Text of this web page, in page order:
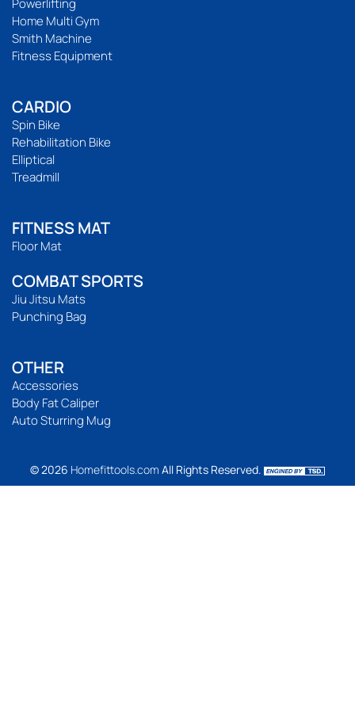
Powerlifting
Home Multi Gym
Smith Machine
Fitness Equipment
CARDIO
Spin Bike
Rehabilitation Bike
Elliptical
Treadmill
FITNESS MAT
Floor Mat
COMBAT SPORTS
Jiu Jitsu Mats
Punching Bag
OTHER
Accessories
Body Fat Caliper
Auto Sturring Mug
© 2026 Homefittools.com All Rights Reserved.